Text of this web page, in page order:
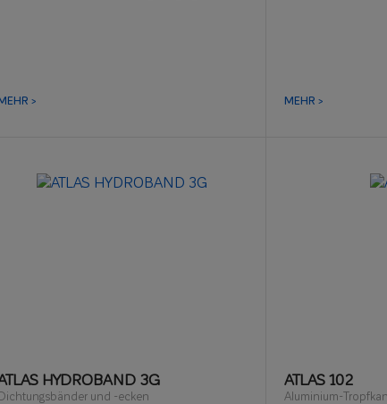
> MEHR >
HYDROBAND 3G
und -ecken
ATLAS 102
Aluminium-